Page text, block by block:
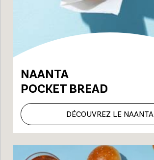
NAANTA
POCKET BREAD
DÉCOUVREZ LE NAANTA